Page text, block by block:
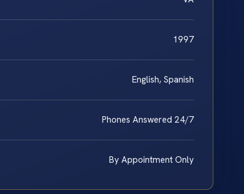
1997
English, Spanish
Phones Answered 24/7
By Appointment Only